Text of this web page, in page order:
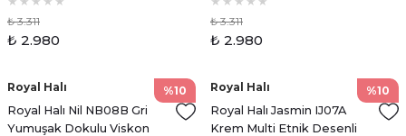
₺ 3.311
₺ 2.980
₺ 3.311
₺ 2.980
%10
Royal Halı
Royal Halı Nil NB08B Gri
Yumuşak Dokulu Viskon
%10
Royal Halı
Royal Halı Jasmin IJ07A
Krem Multi Etnik Desenli